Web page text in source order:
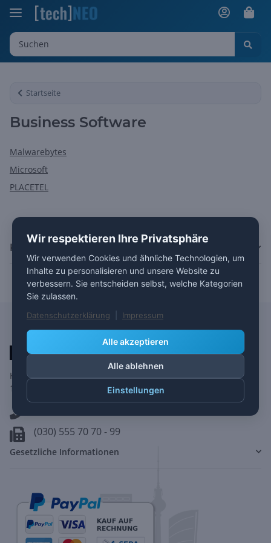
Startseite
Business Software
Malwarebytes
Microsoft
PLACETEL
Kategorien
Kolonnenstr. 8
10827 Berlin
(030) 555 70 70 - 99
Gesetzliche Informationen
Wir respektieren Ihre Privatsphäre
Wir verwenden Cookies und ähnliche Technologien, um
Inhalte zu personalisieren und unsere Website zu
verbessern. Sie entscheiden selbst, welche Kategorien
Sie zulassen.
Datenschutzerklärung Impressum
Einstellungen
Alle ablehnen
Alle akzeptieren